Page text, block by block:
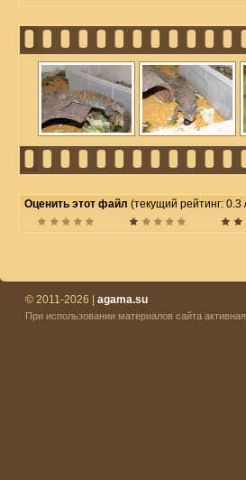
Оценить этот файл (текущий рейтинг: 0.3
© 2011-2026 | agama.su
При использовании материалов сайта